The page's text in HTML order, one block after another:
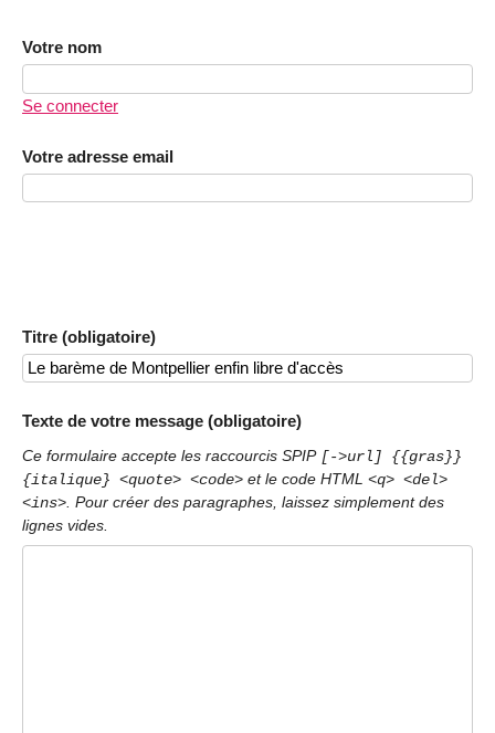
Votre nom
Se connecter
Votre adresse email
Titre (obligatoire)
Texte de votre message (obligatoire)
Ce formulaire accepte les raccourcis SPIP [->url] {{gras}}
{italique} <quote> <code> et le code HTML <q> <del>
<ins> . Pour créer des paragraphes, laissez simplement des
lignes vides.